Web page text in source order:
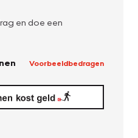
en doe een
Voorbeeldbedragen